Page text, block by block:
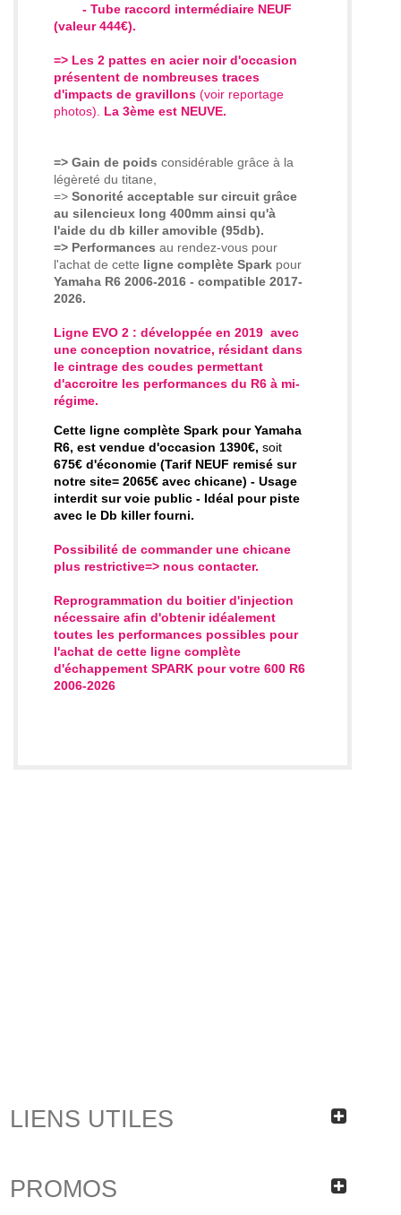
- Tube raccord intermédiaire NEUF
(valeur 444€).
=> Les 2 pattes en acier noir d'occasion
présentent de nombreuses traces
d'impacts de gravillons (voir reportage
photos). La 3ème est NEUVE.
=> Gain de poids considérable grâce à la
légèreté du titane,
=> Sonorité acceptable sur circuit grâce
au silencieux long 400mm ainsi qu'à
l'aide du db killer amovible (95db).
=> Performances au rendez-vous pour
l'achat de cette ligne complète Spark pour
Yamaha R6 2006-2016 - compatible 2017-
2026.
Ligne EVO 2 : développée en 2019 avec
une conception novatrice, résidant dans
le cintrage des coudes permettant
d'accroitre les performances du R6 à mi-
régime.
Cette ligne complète Spark pour Yamaha
R6, est vendue d'occasion 1390€, soit
675€ d'économie (Tarif NEUF remisé sur
notre site= 2065€ avec chicane) - Usage
interdit sur voie public - Idéal pour piste
avec le Db killer fourni.
Possibilité de commander une chicane
plus restrictive=> nous contacter.
Reprogrammation du boitier d'injection
nécessaire afin d'obtenir idéalement
toutes les performances possibles pour
l'achat de cette ligne complète
d'échappement SPARK pour votre 600 R6
2006-2026
LIENS UTILES
PROMOS